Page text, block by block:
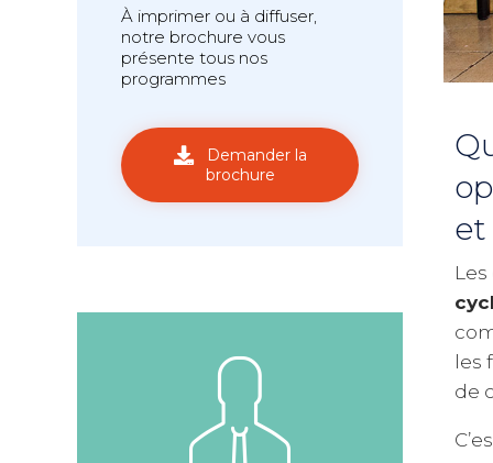
et
les
de
À imprimer ou à diffuser,
notre brochure vous
présente tous nos
programmes
Demander la
brochure